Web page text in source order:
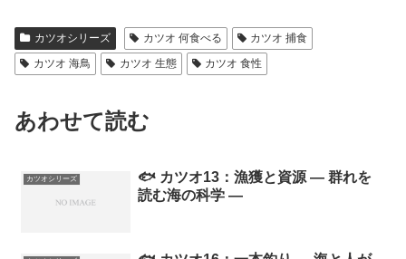
カツオシリーズ カツオ 何食べる
カツオ 捕食
カツオ 海鳥
カツオ 生態 カツオ 食性
あわせて読む
カツオシリーズ
🐟 カツオ13：漁獲と資源 ― 群れを
読む海の科学 ―